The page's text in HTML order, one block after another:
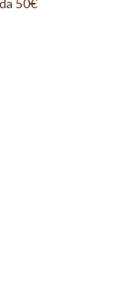
50€